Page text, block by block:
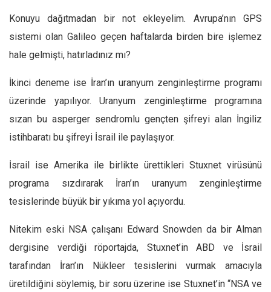
Konuyu dağıtmadan bir not ekleyelim. Avrupa’nın GPS
sistemi olan Galileo geçen haftalarda birden bire işlemez
hale gelmişti, hatırladınız mı?
İkinci deneme ise İran’ın uranyum zenginleştirme programı
üzerinde yapılıyor. Uranyum zenginleştirme programına
sızan bu asperger sendromlu gençten şifreyi alan İngiliz
istihbaratı bu şifreyi İsrail ile paylaşıyor.
İsrail ise Amerika ile birlikte ürettikleri Stuxnet virüsünü
programa sızdırarak İran’ın uranyum zenginleştirme
tesislerinde büyük bir yıkıma yol açıyordu.
Nitekim eski NSA çalışanı Edward Snowden da bir Alman
dergisine verdiği röportajda, Stuxnet’in ABD ve İsrail
tarafından İran’ın Nükleer tesislerini vurmak amacıyla
üretildiğini söylemiş, bir soru üzerine ise Stuxnet’in “NSA ve